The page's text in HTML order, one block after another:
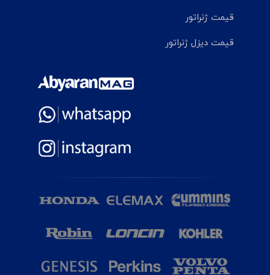
قیمت ژنراتور
قیمت دیزل ژنراتور